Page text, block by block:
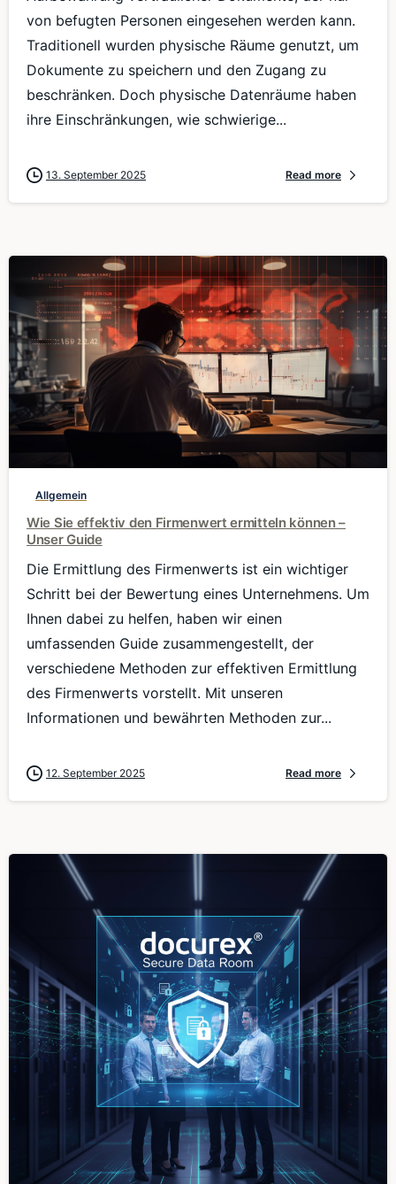
von befugten Personen eingesehen werden kann.
Traditionell wurden physische Räume genutzt, um
Dokumente zu speichern und den Zugang zu
beschränken. Doch physische Datenräume haben
ihre Einschränkungen, wie schwierige...
13. September 2025 Read more
0
Allgemein
Wie Sie effektiv den Firmenwert ermitteln können –
Unser Guide
Die Ermittlung des Firmenwerts ist ein wichtiger
Schritt bei der Bewertung eines Unternehmens. Um
Ihnen dabei zu helfen, haben wir einen
umfassenden Guide zusammengestellt, der
verschiedene Methoden zur effektiven Ermittlung
des Firmenwerts vorstellt. Mit unseren
Informationen und bewährten Methoden zur...
12. September 2025 Read more